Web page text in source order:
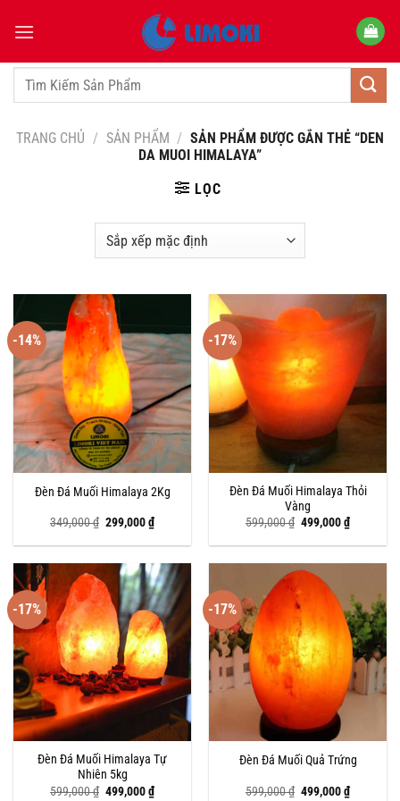
qua
dungTìm
TRANG CHỦ / SẢN PHẨM / SẢN PHẨM ĐƯỢC GẮN THẺ “DEN
DA MUOI HIMALAYA”
LỌC
-14%
Đèn Đá Muối Himalaya 2Kg
349,000₫ Giá
là:
299,000₫Giá
hiện
tại
299,000 ₫.
-17%
Đèn Đá Muối Himalaya Thỏi
Vàng
599,000₫ Giá
là:
499,000₫Giá
hiện
tại
499,000
-17%
Đèn Đá Muối Himalaya Tự
Nhiên 5kg
599,000₫ Giá
499,000₫Giá
-17%
Đèn Đá Muối Quả Trứng
599,000₫ Giá
499,000₫Giá